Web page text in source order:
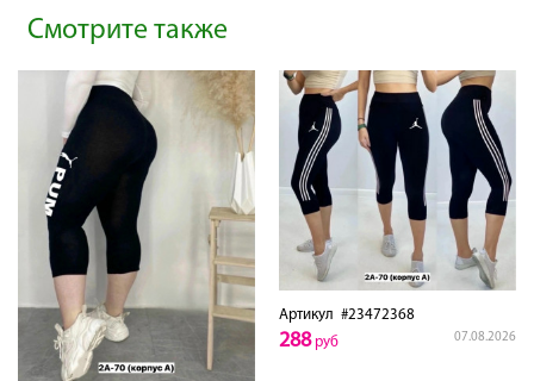
Смотрите также
Артикул #23472368
07.08.2026
288руб